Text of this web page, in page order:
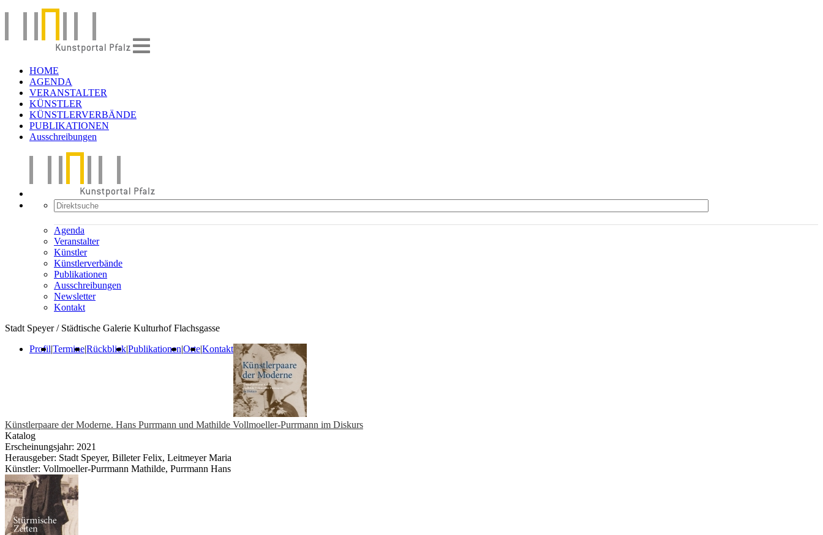
HOME
AGENDA
VERANSTALTER
KÜNSTLER
KÜNSTLERVERBÄNDE
PUBLIKATIONEN
Ausschreibungen
Agenda
Veranstalter
Künstler
Künstlerverbände
Publikationen
Ausschreibungen
Newsletter
Kontakt
Stadt Speyer / Städtische Galerie Kulturhof Flachsgasse
Profil|Termine|Rückblick|Publikationen|Orte|Kontakt
Künstlerpaare der Moderne. Hans Purrmann und Mathilde Vollmoeller-Purrmann im Diskurs
Katalog
Erscheinungsjahr: 2021
Herausgeber: Stadt Speyer, Billeter Felix, Leitmeyer Maria
Künstler: Vollmoeller-Purrmann Mathilde, Purrmann Hans